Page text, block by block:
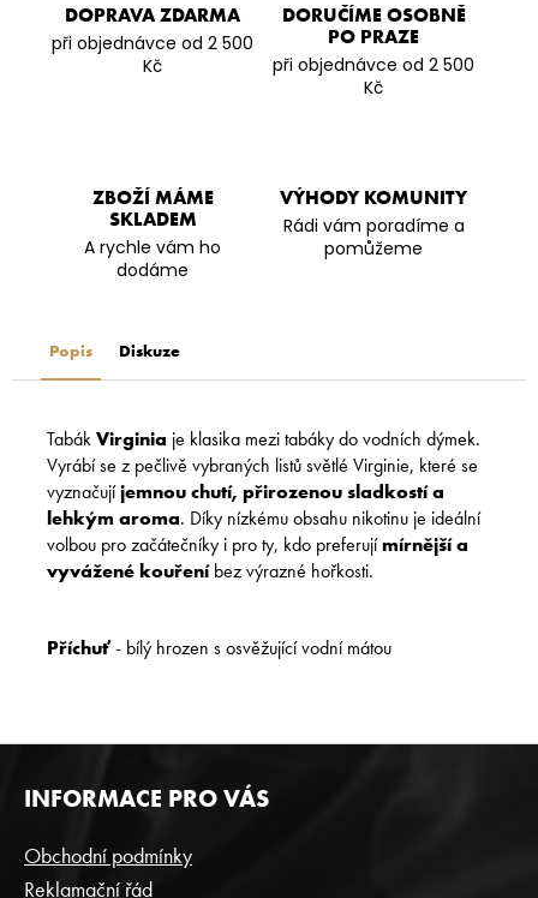
DOPRAVA ZDARMA
při objednávce od 2 500
Kč
DORUČÍME OSOBNĚ
PO PRAZE
při objednávce od 2 500
Kč
ZBOŽÍ MÁME
SKLADEM
A rychle vám ho
dodáme
VÝHODY KOMUNITY
Rádi vám poradíme a
pomůžeme
Popis Diskuze
TabákVirginia je klasika mezi tabáky do vodních dýmek.
Vyrábí se z pečlivě vybraných listů světlé Virginie, které se
vyznačujíjemnou chutí, přirozenou sladkostí a
lehkým aroma. Díky nízkému obsahu nikotinu je ideální
volbou pro začátečníky i pro ty, kdo preferujímírnější a
vyvážené kouřeníbez výrazné hořkosti.
Příchuť- bílý hrozen s osvěžující vodní mátou
Z
Á
P
A
INFORMACE PRO VÁS
Obchodní podmínky
Reklamační řád